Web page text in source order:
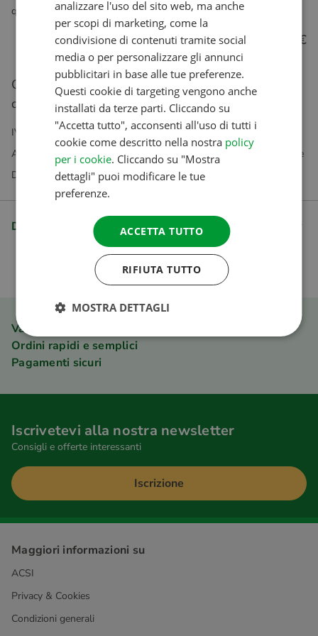
quando sei in viaggio, puoi usarla anche offline!
5.99 €
Questo prodotto non è idoneo per l'acquisto
diretto.
IVA inclusa Spese di spedizione escluse
Abbonamenti disponibili esclusivamente nel nostro negozio online
Domande? Il nostro servizio clienti è felice di aiutarti
Descrizione
Vantaggi per i membri dell'ACSI Club ID
Ordini rapidi e semplici
Pagamenti sicuri
Iscrivetevi alla nostra newsletter
Consigli e offerte interessanti
Iscrizione
Maggiori informazioni su
ACSI
Privacy & Cookies
Condizioni generali
GERMAN
ITALIAN
DANISH
SWEDISH
analizzare l'uso del sito web, ma anche
per scopi di marketing, come la
condivisione di contenuti tramite social
media o per personalizzare gli annunci
pubblicitari in base alle tue preferenze.
Questi cookie di targeting vengono anche
installati da terze parti. Cliccando su
"Accetta tutto", acconsenti all'uso di tutti i
cookie come descritto nella nostra policy
per i cookie. Cliccando su "Mostra
dettagli" puoi modificare le tue
preferenze.
ACCETTA TUTTO
RIFIUTA TUTTO
MOSTRA DETTAGLI